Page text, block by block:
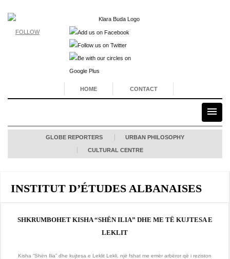
FOLLOW
HOME CONTACT
GLOBE REPORTERS URBAN PHILOSOPHY
CULTURAL CENTRE
INSTITUT D’ÉTUDES ALBANAISES
SHKRUMBOHET KISHA “SHËN ILIA” DHE ME TË KUJTESA E
LEKLIT
Kisha “Shën Ilia” dhe kujtesa e Leklit Lekli, një fshat me emër arbëror që i reziston